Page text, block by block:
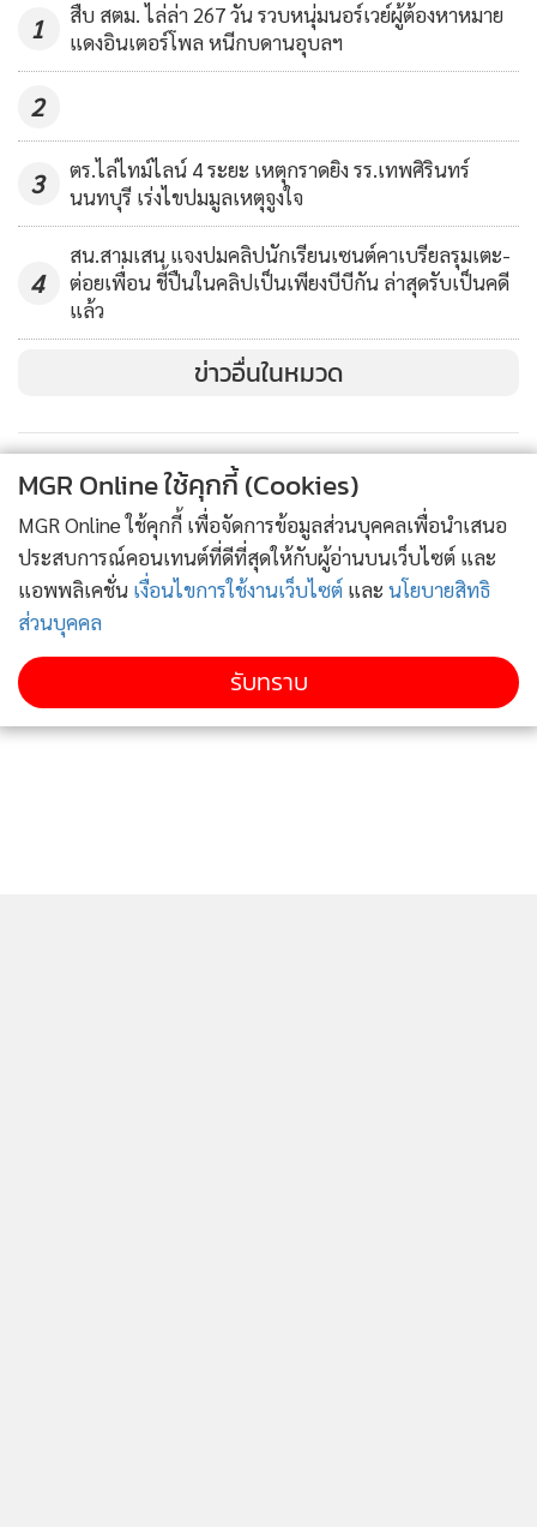
1
สืบ สตม. ไล่ล่า 267 วัน รวบหนุ่มนอร์เวย์ผู้ต้องหาหมาย
แดงอินเตอร์โพล หนีกบดานอุบลฯ
2
3
ตร.ไล่ไทม์ไลน์ 4 ระยะ เหตุกราดยิง รร.เทพศิรินทร์
นนทบุรี เร่งไขปมมูลเหตุจูงใจ
4
สน.สามเสน แจงปมคลิปนักเรียนเซนต์คาเบรียลรุมเตะ-
ต่อยเพื่อน ชี้ปืนในคลิปเป็นเพียงบีบีกัน ล่าสุดรับเป็นคดี
แล้ว
ข่าวอื่นในหมวด
MGR Online ใช้คุกกี้ (Cookies)
MGR Online ใช้คุกกี้ เพื่อจัดการข้อมูลส่วนบุคคลเพื่อนำเสนอ
ประสบการณ์คอนเทนต์ที่ดีที่สุดให้กับผู้อ่านบนเว็บไซต์ และ
แอพพลิเคชั่น เงื่อนไขการใช้งานเว็บไซต์ และ นโยบายสิทธิ
ส่วนบุคคล
รับทราบ